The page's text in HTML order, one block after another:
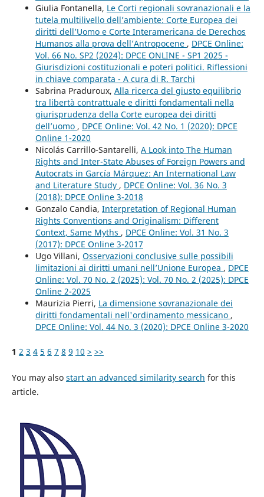
Giulia Fontanella, Le Corti regionali sovranazionali e la
tutela multilivello dell’ambiente: Corte Europea dei
diritti dell’Uomo e Corte Interamericana de Derechos
Humanos alla prova dell’Antropocene , DPCE Online:
Vol. 66 No. SP2 (2024): DPCE ONLINE - SP1 2025 -
Giurisdizioni costituzionali e poteri politici. Riflessioni
in chiave comparata - A cura di R. Tarchi
Sabrina Praduroux, Alla ricerca del giusto equilibrio
tra libertà contrattuale e diritti fondamentali nella
giurisprudenza della Corte europea dei diritti
dell’uomo , DPCE Online: Vol. 42 No. 1 (2020): DPCE
Online 1-2020
Nicolás Carrillo-Santarelli, A Look into The Human
Rights and Inter-State Abuses of Foreign Powers and
Autocrats in García Márquez: An International Law
and Literature Study , DPCE Online: Vol. 36 No. 3
(2018): DPCE Online 3-2018
Gonzalo Candia, Interpretation of Regional Human
Rights Conventions and Originalism: Different
Context, Same Myths , DPCE Online: Vol. 31 No. 3
(2017): DPCE Online 3-2017
Ugo Villani, Osservazioni conclusive sulle possibili
limitazioni ai diritti umani nell’Unione Europea , DPCE
Online: Vol. 70 No. 2 (2025): Vol. 70 No. 2 (2025): DPCE
Online 2-2025
Maurizia Pierri, La dimensione sovranazionale dei
diritti fondamentali nell'ordinamento messicano ,
DPCE Online: Vol. 44 No. 3 (2020): DPCE Online 3-2020
1 2 3 4 5 6 7 8 9 10 > >>
You may also start an advanced similarity search for this
article.